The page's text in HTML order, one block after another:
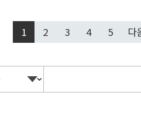
1 2 3 4 5 다